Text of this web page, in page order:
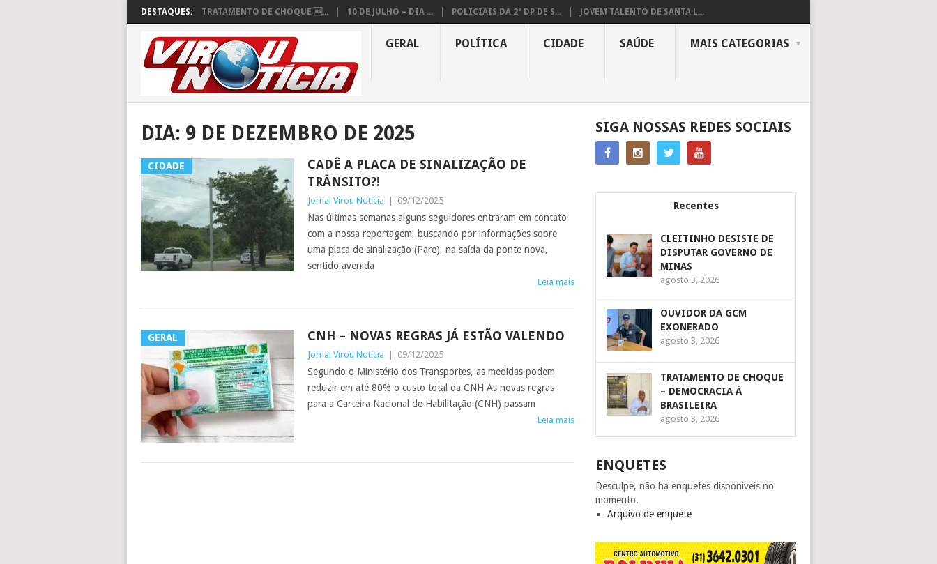
DESTAQUES: TRATAMENTO DE CHOQUE ... 10 DE JULHO – DIA ... POLICIAIS DA 2ª DP DE S... JOVEM TALENTO DE SANTA L...
GERAL POLÍTICA CIDADE SAÚDE MAIS CATEGORIAS
DIA: 9 DE DEZEMBRO DE 2025
CIDADE
CADÊ A PLACA DE SINALIZAÇÃO DE
TRÂNSITO?!
Jornal Virou Notícia 09/12/2025
Nas últimas semanas alguns seguidores entraram em contato
com a nossa reportagem, buscando por informações sobre
uma placa de sinalização (Pare), na saída da ponte nova,
sentido avenida
Leia mais
GERAL CNH – NOVAS REGRAS JÁ ESTÃO VALENDO
Jornal Virou Notícia 09/12/2025
Segundo o Ministério dos Transportes, as medidas podem
reduzir em até 80% o custo total da CNH As novas regras
para a Carteira Nacional de Habilitação (CNH) passam
Leia mais
SIGA NOSSAS REDES SOCIAIS
Recentes
CLEITINHO DESISTE DE
DISPUTAR GOVERNO DE
MINAS
agosto 3, 2026
OUVIDOR DA GCM
EXONERADO
agosto 3, 2026
TRATAMENTO DE CHOQUE
– DEMOCRACIA À
BRASILEIRA
agosto 3, 2026
ENQUETES
Desculpe, não há enquetes disponíveis no
momento.
Arquivo de enquete